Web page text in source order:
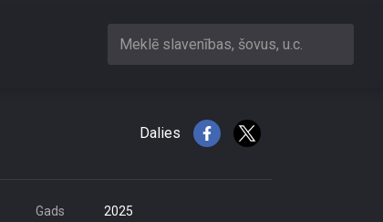
Meklē slavenības, šovus, u.c.
Dalies
Gads 2025